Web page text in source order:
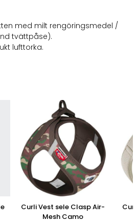
med milt rengöringsmedel /
tvättpåse).
lufttorka.
Curli Vest sele Clasp Air-
Mesh Camo